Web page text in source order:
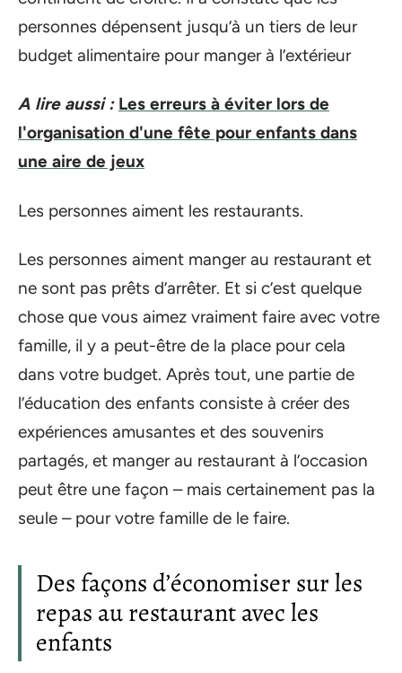
personnes dépensent jusqu’à un tiers de leur
budget alimentaire pour manger à l’extérieur
A lire aussi : Les erreurs à éviter lors de
l'organisation d'une fête pour enfants dans
une aire de jeux
Les personnes aiment les restaurants.
Les personnes aiment manger au restaurant et
ne sont pas prêts d’arrêter. Et si c’est quelque
chose que vous aimez vraiment faire avec votre
famille, il y a peut-être de la place pour cela
dans votre budget. Après tout, une partie de
l’éducation des enfants consiste à créer des
expériences amusantes et des souvenirs
partagés, et manger au restaurant à l’occasion
peut être une façon – mais certainement pas la
seule – pour votre famille de le faire.
Des façons d’économiser sur les
repas au restaurant avec les
enfants